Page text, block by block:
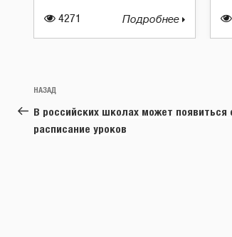
4271 Подробнее
Навигация
по
записям
Предыдущая
запись:
НАЗАД
В российских школах может появиться
расписание уроков